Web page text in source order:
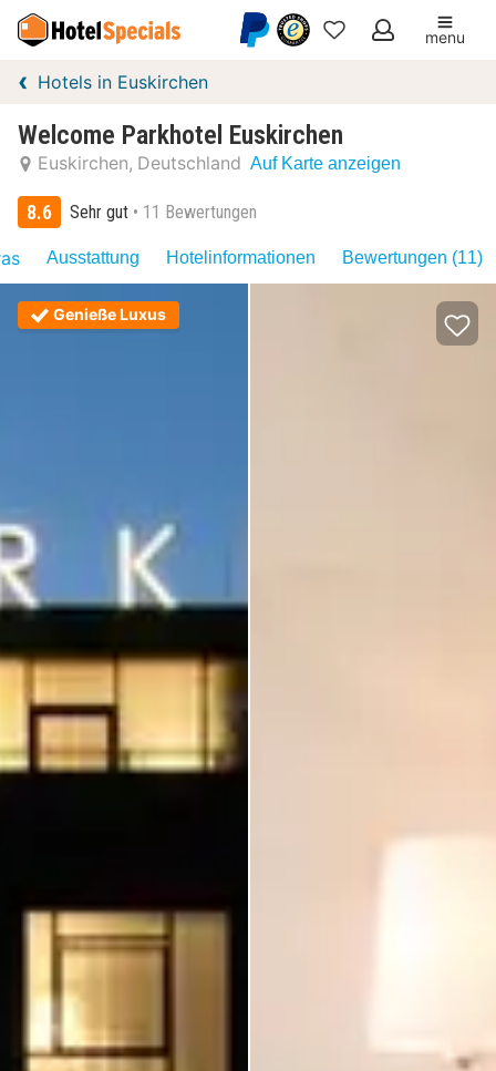
Meine
menu
Hotels in Euskirchen
Welcome Parkhotel Euskirchen
Euskirchen Deutschland Auf Karte anzeigen
8.6 Sehr gut 11 Bewertungen
Ausstattung Hotelinformationen Bewertungen (11)
Genieße Luxus